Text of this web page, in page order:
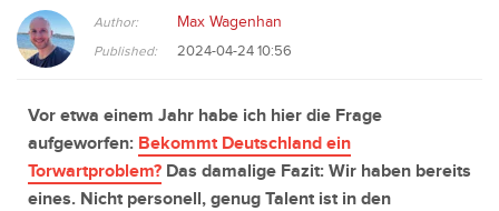
Author: Max Wagenhan
Published: 2024-04-24 10:56
Vor etwa einem Jahr habe ich hier die Frage
aufgeworfen: Bekommt Deutschland ein
Torwartproblem? Das damalige Fazit: Wir haben bereits
eines. Nicht personell, genug Talent ist in den